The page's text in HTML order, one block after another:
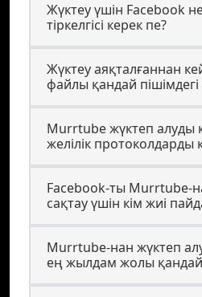
Жүктеу үшін Facebook
тіркелгісі керек пе?
Жүктеу аяқталғаннан
файлы қандай
Murrtube жүктеп алуды
желілік
Facebook-ты Murrtube-
сақтау үшін кім жиі
Murrtube-нан жүктеп
ең жылдам жолы